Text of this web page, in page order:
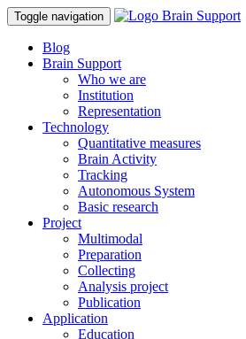
Toggle navigation
Blog
Brain Support
Who we are
Institution
Representation
Technology
Quantitative measures
Brain Activity
Tracking
Autonomous System
Basic research
Project
Multimodal
Preparation
Collecting
Analysis project
Publication
Application
Education